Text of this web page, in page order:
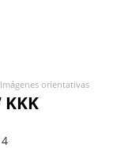
Imágenes orientativas